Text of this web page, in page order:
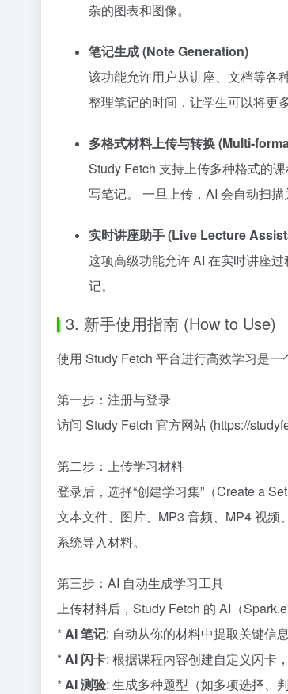
杂的图表和图像。
笔记生成 (Note Generation)
该功能允许用户从讲座、文档等各
整理笔记的时间，让学生可以将更
多格式材料上传与转换 (Multi-
Study Fetch 支持上传多种格式的
写笔记。 一旦上传，AI 会自动扫
实时讲座助手 (Live Lecture
这项高级功能允许 AI 在实时讲座
记。
3. 新手使用指南 (How to Use)
使用 Study Fetch 平台进行高效学习是一
第一步：注册与登录
访问 Study Fetch 官方网站 (https://
第二步：上传学习材料
登录后，选择“创建学习集”（Create a
文本文件、图片、MP3 音频、MP4 视
系统导入材料。
第三步：AI 自动生成学习工具
上传材料后，Study Fetch 的 AI（
*AI 笔记: 自动从你的材料中提取关键信
*AI 闪卡: 根据课程内容创建自定义闪卡
*AI 测验: 生成多种题型（如多项选择、